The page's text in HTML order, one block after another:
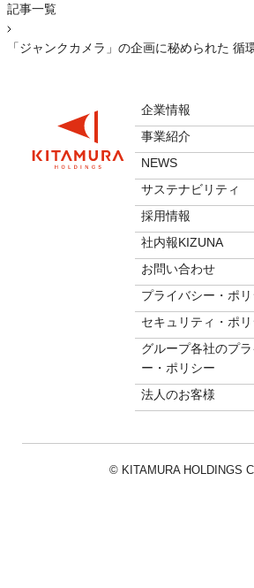
記事一覧
「ジャンクカメラ」の企画に秘められた 循
企業情報
事業紹介
NEWS
サステナビリティ
採用情報
社内報KIZUNA
お問い合わせ
プライバシー・ポ
セキュリティ・ポ
グループ各社のプ
ー・ポリシー
法人のお客様
© KITAMURA HOLDINGS